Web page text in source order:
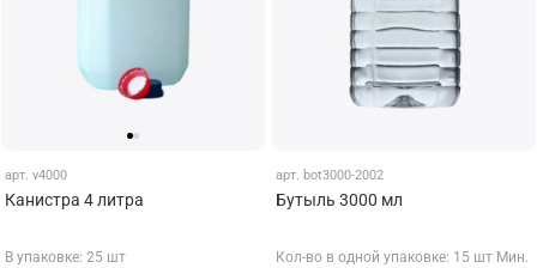
арт.v4000
Канистра 4 литра
В упаковке: 25 шт
арт. bot3000-2002
Бутыль 3000 мл
Кол-во в одной упаковке: 15 шт Мин.